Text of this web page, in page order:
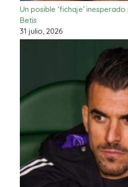
Un posible ‘fichaje’
Betis
31 julio, 2026